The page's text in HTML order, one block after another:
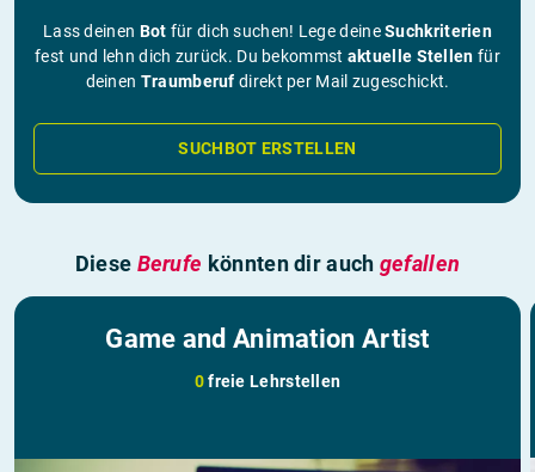
Lass deinen Bot für dich suchen! Lege deineSuchkriterien
fest und lehn dich zurück. Du bekommst aktuelle Stellen für
deinen Traumberuf direkt per Mail zugeschickt.
SUCHBOT ERSTELLEN
Diese Berufe könnten dir auch gefallen
Game and Animation Artist
0freie Lehrstellen